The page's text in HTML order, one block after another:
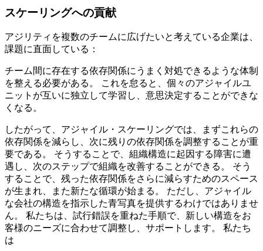
スケーリングへの貢献
アジリティを複数のチームに広げたいと考えている企業は、
課題に直面している：
チーム間に存在する依存関係にうまく対処できるような体制
を整える必要がある。 これを怠ると、個々のアジャイルユ
ニットが互いに独立して学習し、意思決定することができな
くなる。
したがって、アジャイル・スケーリングでは、まずこれらの
依存関係を減らし、次に残りの依存関係を調整することが重
要である。 そうすることで、組織構造に起因する障害に遭
遇し、次のステップで組織を改善することができる。 そう
することで、残った依存関係をさらに減らすためのスペース
が生まれ、また新たな循環が始まる。 ただし、アジャイル
な会社の構造を指示した青写真を提供するわけではありませ
ん。 私たちは、試行錯誤を重ねた手順で、新しい構造をお
客様のニーズに合わせて調整し、サポートします。 私たち
は